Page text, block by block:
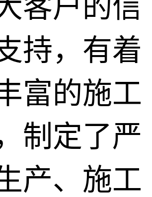
客户的信
持，有着
富的施工
制定了严
产、施工